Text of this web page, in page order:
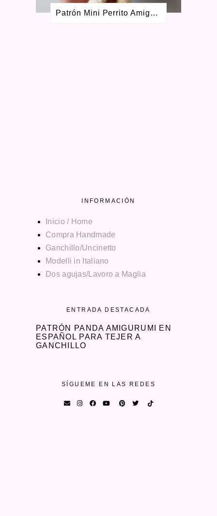
FEBRERO 2015
1
Patrón Mini Perrito Amigurumi
INFORMACIÓN
Inicio / Home
Compra Handmade
Ganchillo/Uncinetto
Modelli in Italiano
Dos agujas/Lavoro a Maglia
ENTRADA DESTACADA
PATRÓN PANDA AMIGURUMI EN
ESPAÑOL PARA TEJER A
GANCHILLO
SÍGUEME EN LAS REDES